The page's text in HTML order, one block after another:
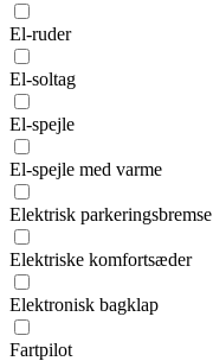
El-ruder
El-soltag
El-spejle
El-spejle med varme
Elektrisk parkeringsbremse
Elektriske komfortsæder
Elektronisk bagklap
Fartpilot